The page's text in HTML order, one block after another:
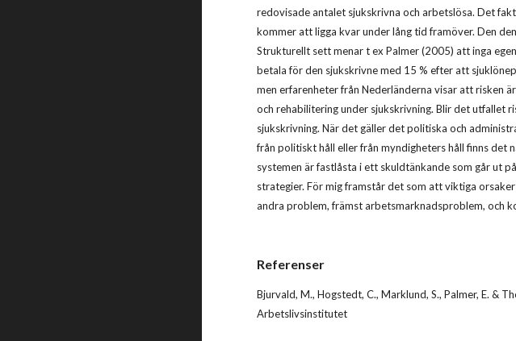
redovisade antalet sjukskrivna och arbetslösa. Det
kommer att ligga kvar under lång tid framöver. Den
Strukturellt sett menar t ex Palmer (2005) att inga
betala för den sjukskrivne med 15 % efter att
men erfarenheter från Nederländerna visar att risken
och rehabilitering under sjukskrivning. Blir det utfallet
sjukskrivning. När det gäller det politiska och
från politiskt håll eller från myndigheters håll finns det
systemen är fastlåsta i ett skuldtänkande som går ut
strategier. För mig framstår det som att viktiga
andra problem, främst arbetsmarknadsproblem, och
Referenser
Bjurvald, M., Hogstedt, C., Marklund, S., Palmer, E. &
Arbetslivsinstitutet